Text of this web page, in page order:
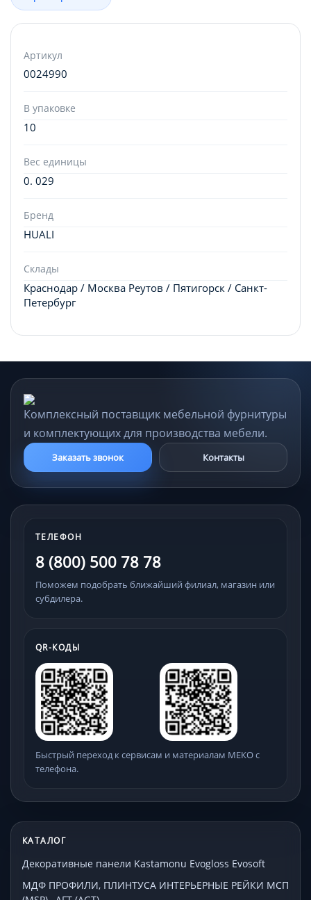
Артикул
0024990
В упаковке
10
Вес единицы
0. 029
Бренд
HUALI
Склады
Краснодар / Москва Реутов / Пятигорск / Санкт-
Петербург
Комплексный поставщик мебельной фурнитуры
и комплектующих для производства мебели.
Заказать звонок Контакты
ТЕЛЕФОН
8 (800) 500 78 78
Поможем подобрать ближайший филиал, магазин или
субдилера.
QR-КОДЫ
Быстрый переход к сервисам и материалам МЕКО с
телефона.
КАТАЛОГ
Декоративные панели Kastamonu Evogloss Evosoft
МДФ ПРОФИЛИ, ПЛИНТУСА ИНТЕРЬЕРНЫЕ РЕЙКИ МСП